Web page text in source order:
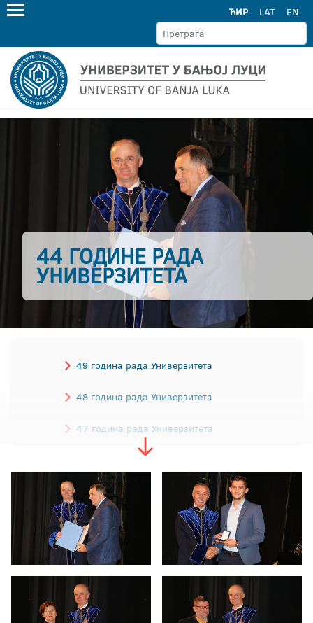
ЋИР LAT EN
44 ГОДИНЕ РАДА
УНИВЕРЗИТЕТА
49 година рада Универзитета
48 година рада Универзитета
47 година рада Универзитета
46 година рада Универзитета
45 година рада Универзитета
44 године рада Универзитета
43 године рада Универзитета
42 године рада Универзитета